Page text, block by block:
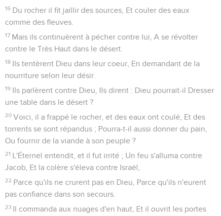
16 Du rocher il fit jaillir des sources, Et couler des eaux
comme des fleuves.
17 Mais ils continuèrent à pécher contre lui, A se révolter
contre le Très Haut dans le désert.
18 Ils tentèrent Dieu dans leur coeur, En demandant de la
nourriture selon leur désir.
19 Ils parlèrent contre Dieu, Ils dirent : Dieu pourrait-il Dresser
une table dans le désert ?
20 Voici, il a frappé le rocher, et des eaux ont coulé, Et des
torrents se sont répandus ; Pourra-t-il aussi donner du pain,
Ou fournir de la viande à son peuple ?
21 L'Éternel entendit, et il fut irrité ; Un feu s'alluma contre
Jacob, Et la colère s'éleva contre Israël,
22 Parce qu'ils ne crurent pas en Dieu, Parce qu'ils n'eurent
pas confiance dans son secours.
23 Il commanda aux nuages d'en haut, Et il ouvrit les portes